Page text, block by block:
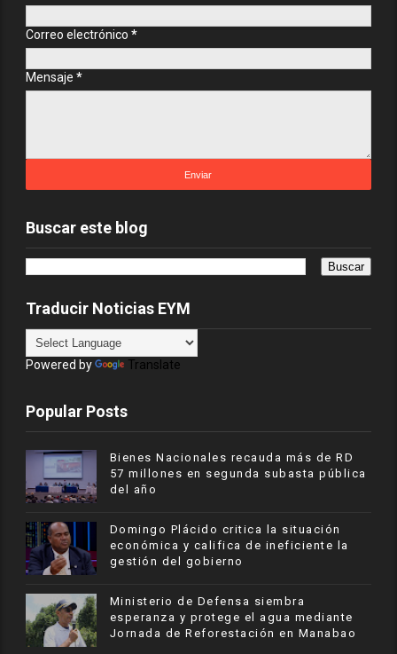
Correo electrónico *
Mensaje *
Buscar este blog
Traducir Noticias EYM
Powered by Translate
Popular Posts
Bienes Nacionales recauda más de RD
57 millones en segunda subasta pública
del año
​Domingo Plácido critica la situación
económica y califica de ineficiente la
gestión del gobierno
Ministerio de Defensa siembra
esperanza y protege el agua mediante
Jornada de Reforestación en Manabao